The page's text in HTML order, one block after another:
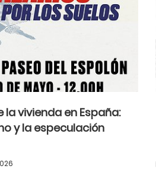
la vivienda en España:
y la especulación